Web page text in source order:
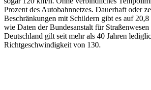
Prozent des Autobahnnetzes. Dauerhaft oder
Beschränkungen mit Schildern gibt es auf 20,8
wie Daten der Bundesanstalt für
Deutschland gilt seit mehr als 40 Jahren
Richtgeschwindigkeit von 130.